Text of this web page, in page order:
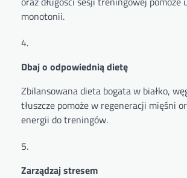
monotonii.
Dbaj o odpowiednią dietę
Zbilansowana dieta bogata w białko,
tłuszcze pomoże w regeneracji mięśni
energii do treningów.
Zarządzaj stresem